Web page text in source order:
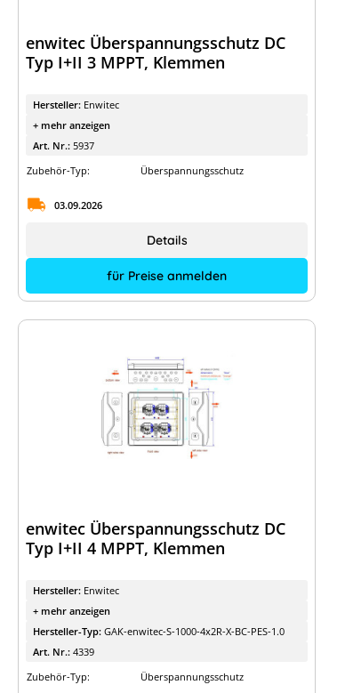
enwitec Überspannungsschutz DC
Typ I+II 3 MPPT, Klemmen
Hersteller: Enwitec
+ mehr anzeigen
Art. Nr.: 5937
Zubehör-Typ:
Überspannungsschutz
03.09.2026
für Preise anmelden
Details
enwitec Überspannungsschutz DC
Typ I+II 4 MPPT, Klemmen
Hersteller: Enwitec
+ mehr anzeigen
Hersteller-Typ: GAK-enwitec-S-1000-4x2R-X-BC-PES-1.0
Art. Nr.: 4339
Zubehör-Typ:
Überspannungsschutz